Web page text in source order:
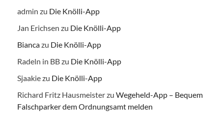
admin zu Die Knölli-App
Jan Erichsen zu Die Knölli-App
Biancazu Die Knölli-App
Radeln in BBzu Die Knölli-App
Sjaakiezu Die Knölli-App
Richard Fritz Hausmeisterzu Wegeheld-App – Bequem
Falschparker dem Ordnungsamt melden